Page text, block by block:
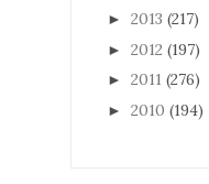
► 2013 (217)
► 2012 (197)
► 2011 (276)
► 2010 (194)